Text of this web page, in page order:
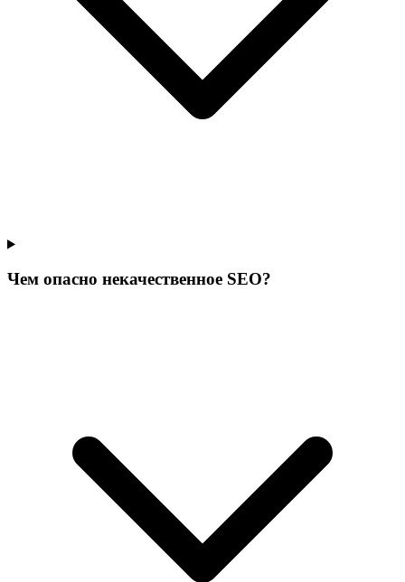
Чем опасно некачественное SEO?